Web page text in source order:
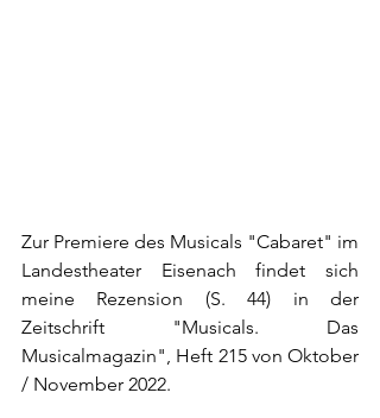
Zur Premiere des Musicals "Cabaret" im
Landestheater Eisenach findet sich
meine Rezension (S. 44) in der
Zeitschrift "Musicals. Das
Musicalmagazin", Heft 215 von Oktober
/ November 2022.